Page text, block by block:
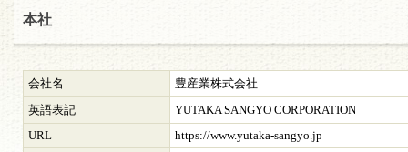
本社
会社名
豊産業株式会社
英語表記
YUTAKA SANGYO CORPORATION
URL
https://www.yutaka-sangyo.jp